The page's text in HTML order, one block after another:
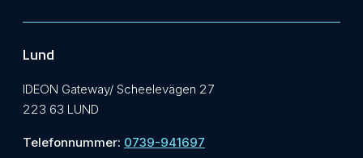
Lund
IDEON Gateway/ Scheelevägen 27
223 63 LUND
Telefonnummer: 0739-941697